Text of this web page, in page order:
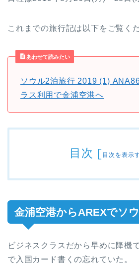
これまでの旅行記は以下をご覧く
あわせて読みたい
ソウル2泊旅行 2019 (1)
ラス利用で金浦空港へ
目次 [目次を表示
金浦空港からAREXでソ
ビジネスクラスだから早めに降機
で入国カード書くの忘れていた。